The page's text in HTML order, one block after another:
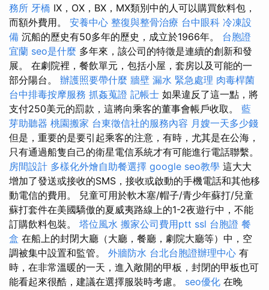
務所 牙橋 IX，OX，BX，MX類別中的人可以購買飲料包，
而額外費用。 安養中心 整復與整骨治療 台中眼科 冷凍設
備 沉船的歷史有50多年的歷史，成立於1966年。 台胞證
宜蘭 seo是什麼 多年來，該公司的特徵是連續的創新和發
展。 在劇院裡，餐飲單元，包括小屋，套房以及可能的一
部分陽台。 辦護照要帶什麼 牆壁 漏水 緊急處理 肉毒桿菌
台中排毒按摩服務 抓姦蒐證 記帳士 如果違反了這一點，將
支付250美元的罰款，這將向乘客的董事會帳戶收取。 藍
芽助聽器 桃園搬家 台東徵信社的服務內容 月嫂一天多少錢
但是，重要的是要引起乘客的注意，有時，尤其是在公海，
只有通過船隻自己的衛星電信系統才有可能進行電話聯繫。
房間設計 多樣化外燴自助餐選擇 google seo教學 這大大
增加了發送或接收的SMS，接收或啟動的手機電話和其他移
動電信的費用。 兒童可用於軟木塞/帽子/青少年蘇打/兒童
蘇打套件在美國驕傲的夏威夷路線上的1-2夜遊行中，不能
訂購飲料包裝。 塔位風水 搬家公司費用ptt ssl 台胞證 餐
盒 在船上的封閉大廳（大廳，餐廳，劇院大廳等）中，空
調被集中設置和監管。 外牆防水 台北台胞證辦理中心 有
時，在非常溫暖的一天，進入敞開的甲板，封閉的甲板也可
能看起來很酷，建議在選擇服裝時考慮。 seo優化 在晚